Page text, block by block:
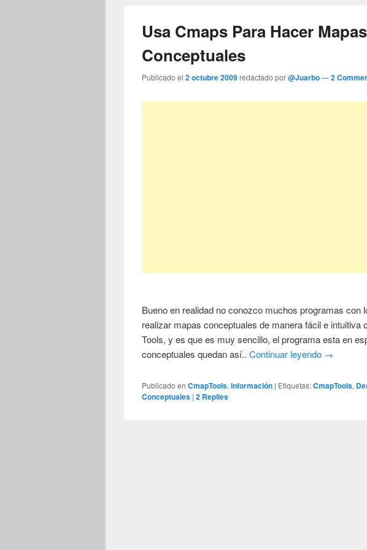
Usa Cmaps Para Hacer Mapas
Conceptuales
Publicado el2 octubre 2009redactado por@Juarbo—2
Bueno en realidad no conozco muchos programas con
realizar mapas conceptuales de manera fácil e intuitiva
Tools, y es que es muy sencillo, el programa esta en
conceptuales quedan así..Continuar leyendo →
Publicado en CmapTools,Información | Etiquetas:CmapTools,
Conceptuales |2 Replies